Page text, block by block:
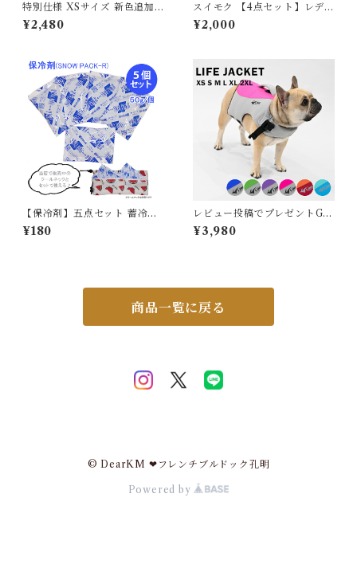
特別仕様 XSサイズ 新色追加
犬 ライフジャケット 犬用 ドッ
グ ペット 安全 安心 超小型犬
SUP サップ救命胴衣 KM514
¥2,480
スイモク 【4点セット】レディ
ースショーツ 下着 インナー 無
地 淡い アンダーウェア 薄いカ
ストレスフリーパンツ スタン
ダード パンティー5677922
【水沐良品】
¥2,000
【保冷剤】五点セット 蓄冷剤
スノーパック 50g ペットクー
ルネック用
¥180
レビュー投稿でプレゼントGE
T 新 ライフジャケット 高品質
犬 犬用 救命胴衣 ドッグ ペッ
ング XS S M L XL 2XL チワ
中型犬 大型犬 KM895JK
¥3,980
商品一覧に戻る
© DearKM ❤︎フレンチブルドック孔明
Powered by